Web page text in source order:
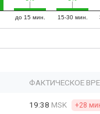
до 15 мин. 15-30 мин.
ФАКТИЧЕСКОЕ
19:38 MSK +28